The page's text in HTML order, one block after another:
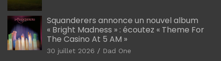
Squanderers annonce un nouvel album
« Bright Madness » : écoutez « Theme For
The Casino At 5 AM »
30 juillet 2026 Dad One